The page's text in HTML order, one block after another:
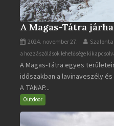
A Magas-Tátra
2024. november 27.
A
Magas-
Tátra
járható
turistaútjai
a hozzászólások lehetősége
A Magas-Tátra egyes
időszakban a lavinaveszély
A TANAP...
Outdoor